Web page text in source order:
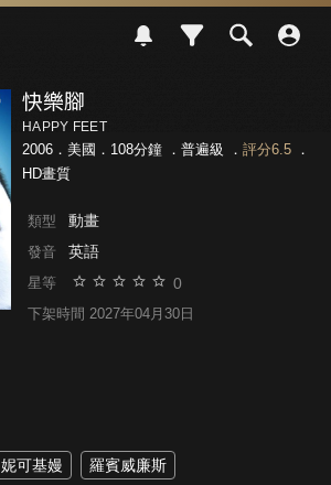
快樂腳
HAPPY FEET
2006．美國．108分鐘 ． 普遍級 ． 評分6.5．
HD畫質
類型 動畫
發音 英語
星等 0
下架時間 2027年04月30日
妮可基嫚 羅賓威廉斯